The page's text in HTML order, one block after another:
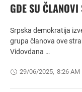
GDE SU
Srpska demokratija
grupa članova ove
Vidovdana …
29/06/2025, 8:26 AM